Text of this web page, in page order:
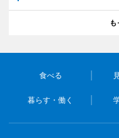
も
食べる
暮らす・働く